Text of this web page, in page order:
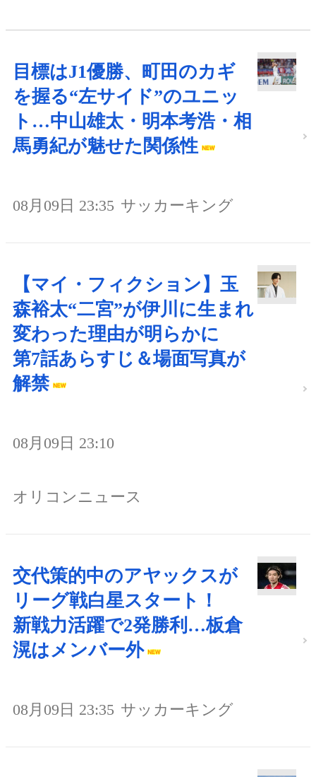
目標はJ1優勝、町田のカギ
を握る“左サイド”のユニッ
ト…中山雄太・明本考浩・相
馬勇紀が魅せた関係性
08月09日 23:35 サッカーキング
【マイ・フィクション】玉
森裕太“二宮”が伊川に生まれ
変わった理由が明らかに
第7話あらすじ＆場面写真が
解禁
08月09日 23:10
オリコンニュース
交代策的中のアヤックスが
リーグ戦白星スタート！
新戦力活躍で2発勝利…板倉
滉はメンバー外
08月09日 23:35 サッカーキング